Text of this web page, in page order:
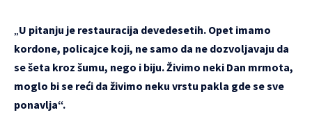
U pitanju je restauracija devedesetih. Opet imamo
kordone, policajce koji, ne samo da ne dozvoljavaju da
se šeta kroz šumu, nego i biju. Živimo neki Dan mrmota,
moglo bi se reći da živimo neku vrstu pakla gde se sve
ponavlja“.